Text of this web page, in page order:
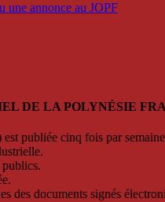
une annonce au JOPF
DE LA POLYNÉSIE
publiée cinq fois par
publics.
des documents signés